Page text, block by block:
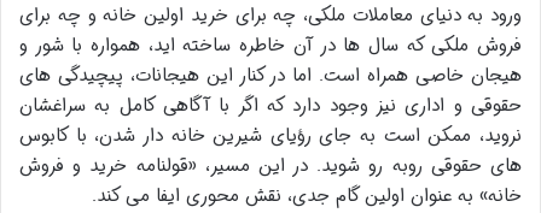
ورود به دنیای معاملات ملکی، چه برای خرید اولین خانه و چه برای
فروش ملکی که سال ها در آن خاطره ساخته اید، همواره با شور و
هیجان خاصی همراه است. اما در کنار این هیجانات، پیچیدگی های
حقوقی و اداری نیز وجود دارد که اگر با آگاهی کامل به سراغشان
نروید، ممکن است به جای رؤیای شیرین خانه دار شدن، با کابوس
های حقوقی روبه رو شوید. در این مسیر، «قولنامه خرید و فروش
خانه» به عنوان اولین گام جدی، نقش محوری ایفا می کند.